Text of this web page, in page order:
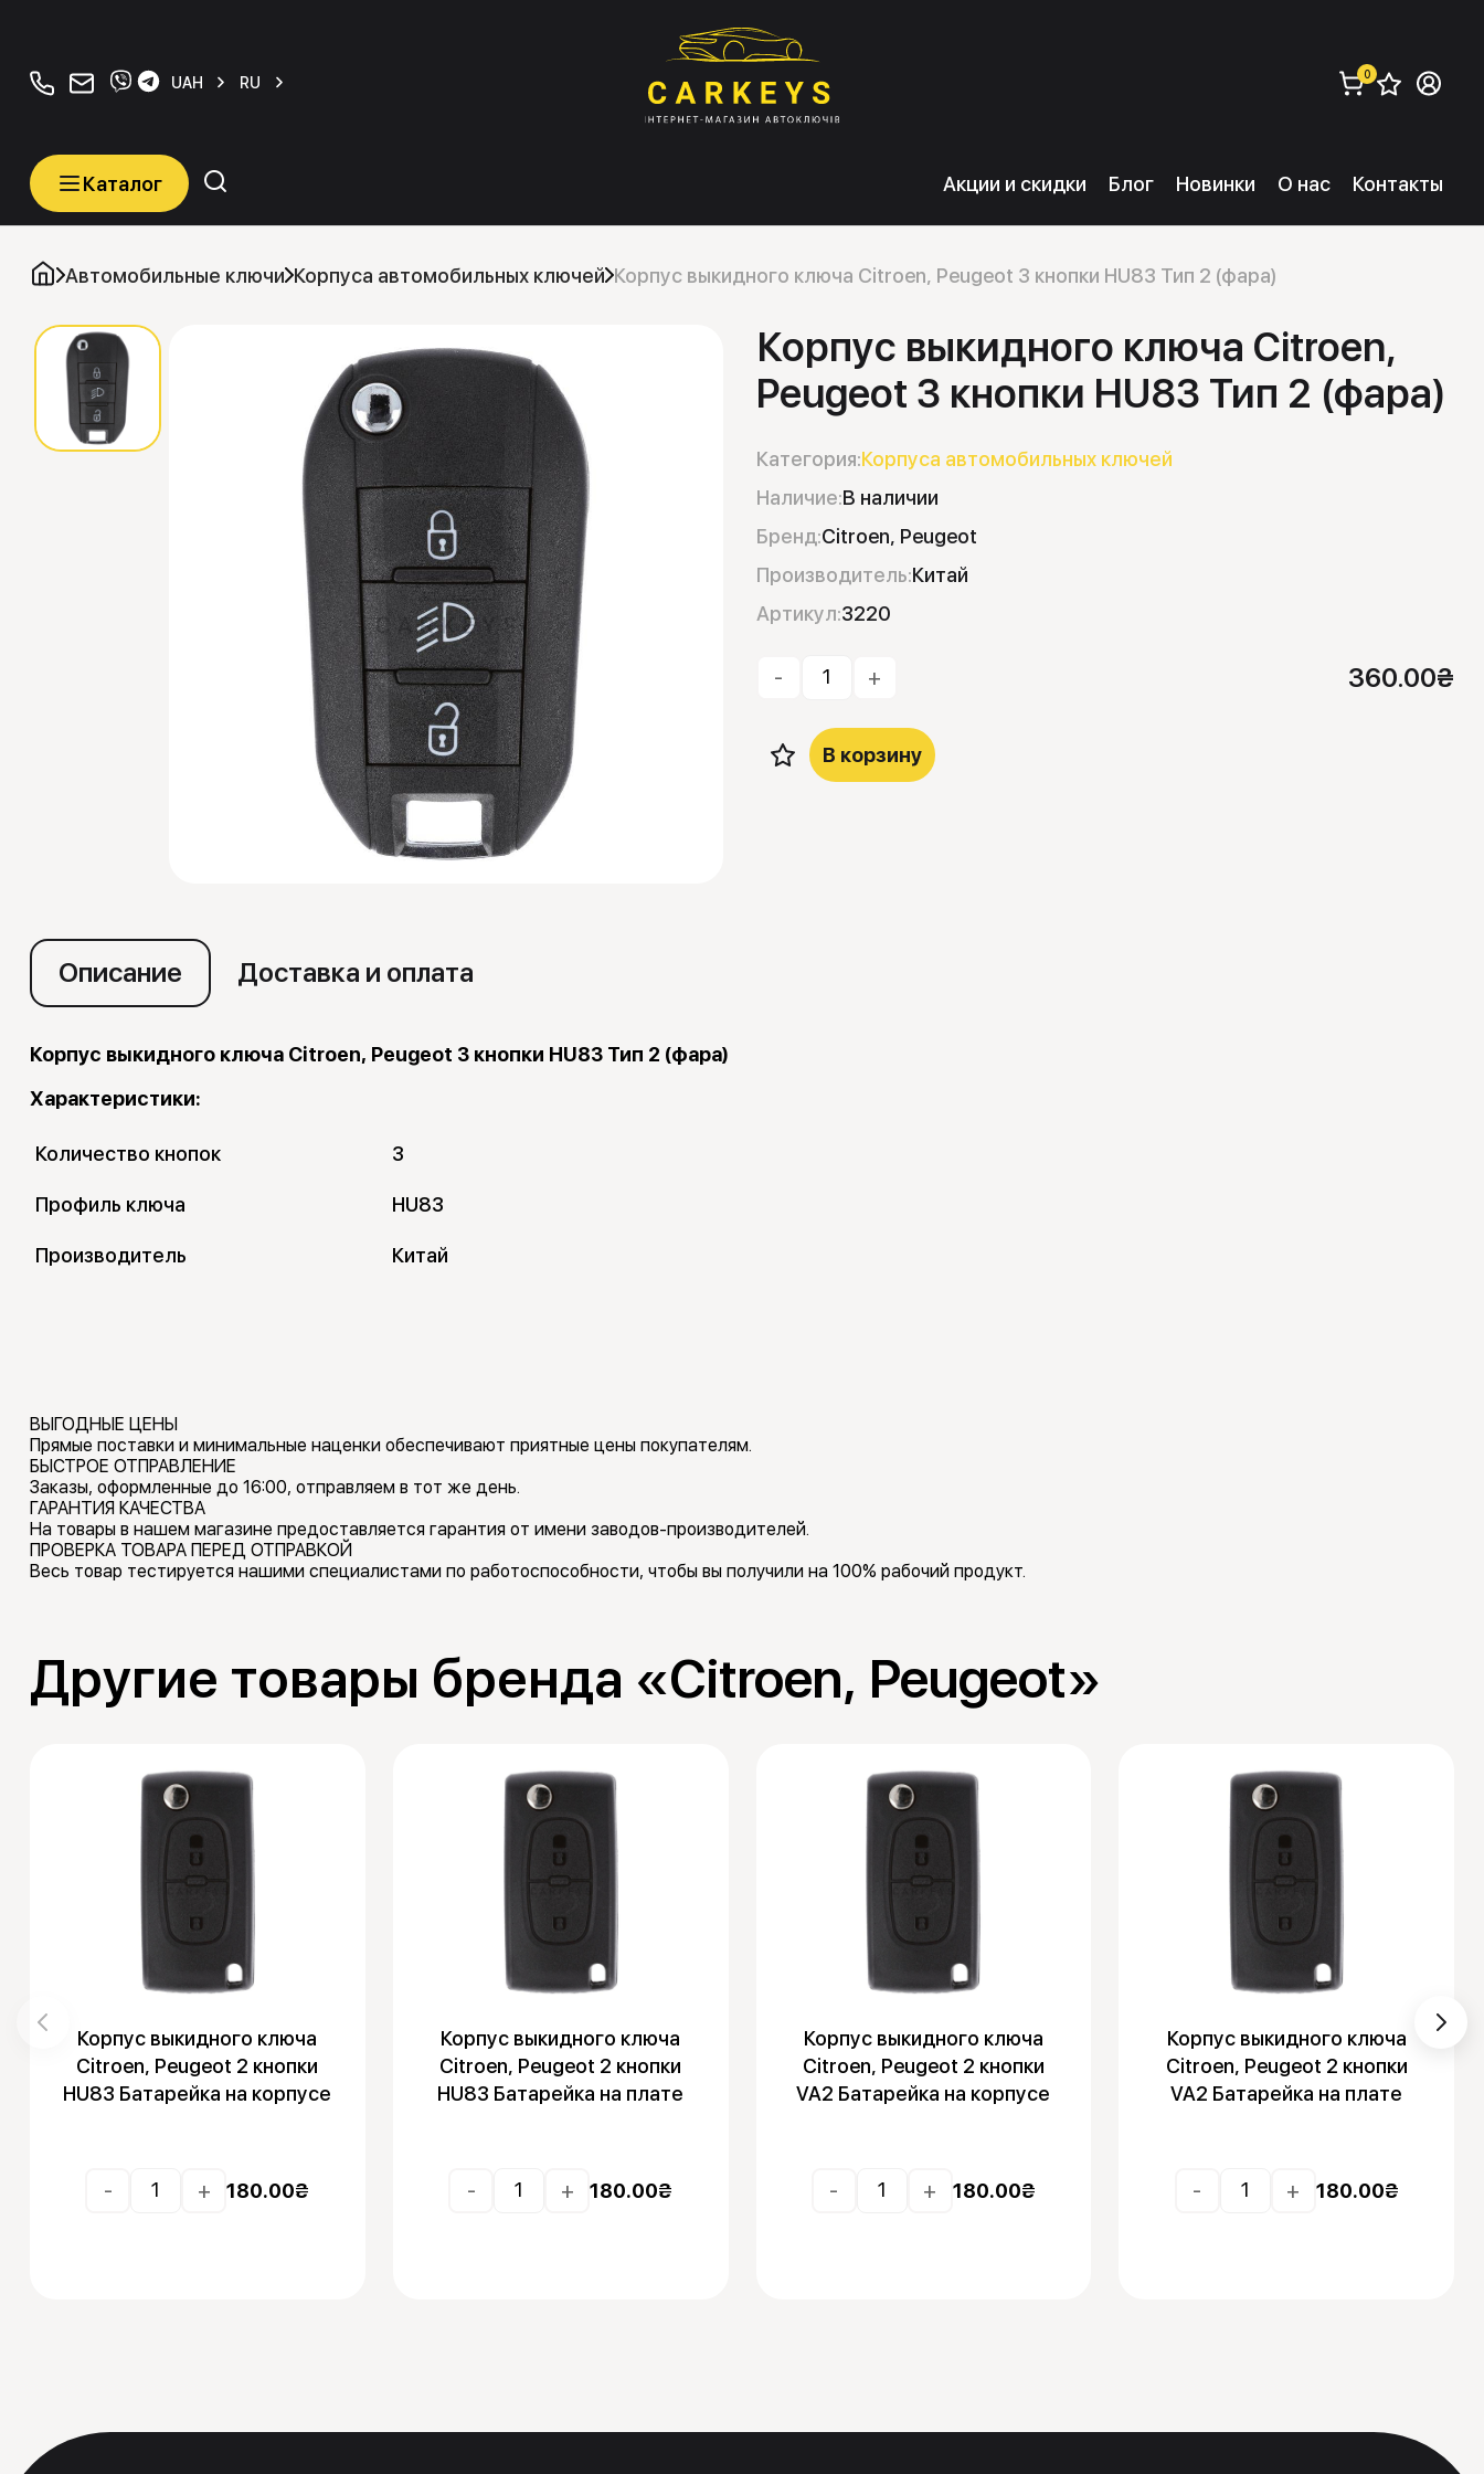
+380934077070
orders@carkeys.com.ua
UAH RU заказать (
0
Каталог
Каталог
Категории
Автомобильные ключи
Транспордеры (Чипы)
Программаторы
Акции и скидки Блог Новинки О нас Контакты
Автомобильные ключи Корпуса автомобильных ключей Корпус выкидного ключа Citroen, Peugeot 3 кнопки HU83 Тип 2 (фара)
Корпус выкидного ключа Citroen,
Peugeot 3 кнопки HU83 Тип 2 (фара)
Категория:Корпуса автомобильных ключей
Наличие:В наличии
Бренд:Citroen, Peugeot
Производитель:Китай
Артикул:3220
- + 360.00₴
В корзину
Описание Доставка и оплата
Корпус выкидного ключа Citroen, Peugeot 3 кнопки HU83 Тип 2 (фара)
Характеристики:
Количество кнопок 3
Профиль ключа HU83
Производитель Китай
ВЫГОДНЫЕ ЦЕНЫ
Прямые поставки и минимальные наценки обеспечивают приятные цены покупателям.
БЫСТРОЕ ОТПРАВЛЕНИЕ
Заказы, оформленные до 16:00, отправляем в тот же день.
ГАРАНТИЯ КАЧЕСТВА
На товары в нашем магазине предоставляется гарантия от имени заводов-производителей.
ПРОВЕРКА ТОВАРА ПЕРЕД ОТПРАВКОЙ
Весь товар тестируется нашими специалистами по работоспособности, чтобы вы получили на 100% рабочий продукт.
Другие товары бренда «Citroen, Peugeot»
Корпус выкидного ключа
Citroen, Peugeot 2 кнопки
HU83 Батарейка на корпусе
- + 180.00₴
Корпус выкидного ключа
Citroen, Peugeot 2 кнопки
HU83 Батарейка на плате
- + 180.00₴
Корпус выкидного ключа
Citroen, Peugeot 2 кнопки
VA2 Батарейка на корпусе
- + 180.00₴
Корпус выкидного ключа
Citroen, Peugeot 2 кнопки
VA2 Батарейка на плате
- + 180.00₴